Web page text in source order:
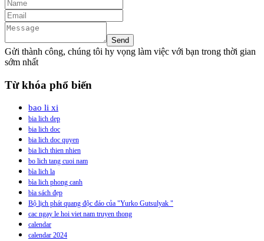
Gửi thành công, chúng tôi hy vọng làm việc với bạn trong thời gian
sớm nhất
Từ khóa phổ biến
bao li xi
bia lich dep
bia lich doc
bia lich doc quyen
bia lich thien nhien
bo lich tang cuoi nam
bìa lich la
bìa lich phong canh
bìa sách đẹp
Bộ lịch phát quang độc đáo của "Yurko Gutsulyak "
cac ngay le hoi viet nam truyen thong
calendar
calendar 2024